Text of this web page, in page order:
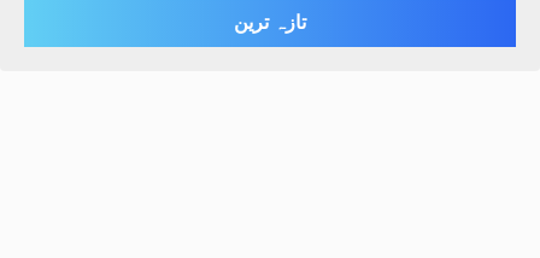
تازہ ترین